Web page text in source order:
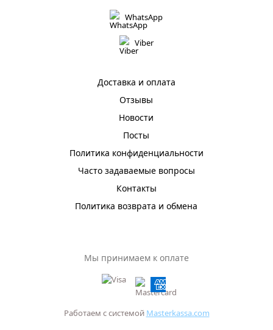
WhatsApp
Viber
Доставка и оплата
Отзывы
Новости
Посты
Политика конфиденциальности
Часто задаваемые вопросы
Контакты
Политика возврата и обмена
Мы принимаем к оплате
Работаем с системой Masterkassa.com